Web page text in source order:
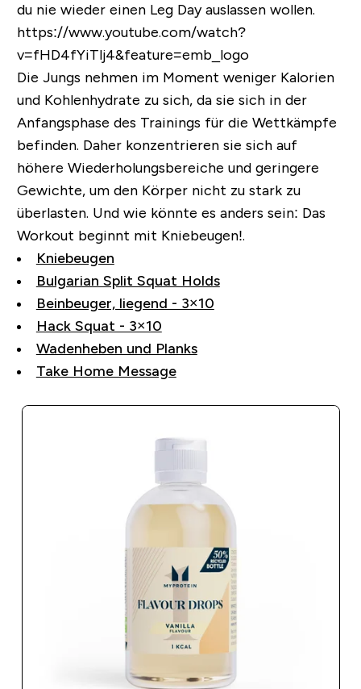
du nie wieder einen Leg Day auslassen wollen.
https://www.youtube.com/watch?
v=fHD4fYiTlj4&feature=emb_logo
Die Jungs nehmen im Moment weniger Kalorien
und Kohlenhydrate zu sich, da sie sich in der
Anfangsphase des Trainings für die Wettkämpfe
befinden. Daher konzentrieren sie sich auf
höhere Wiederholungsbereiche und geringere
Gewichte, um den Körper nicht zu stark zu
überlasten. Und wie könnte es anders sein: Das
Workout beginnt mit Kniebeugen!.
Kniebeugen
Bulgarian Split Squat Holds
Beinbeuger, liegend - 3×10
Hack Squat - 3×10
Wadenheben und Planks
Take Home Message